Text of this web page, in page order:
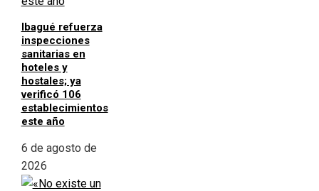
Ibagué refuerza
inspecciones
sanitarias en
hoteles y
hostales; ya
verificó 106
establecimientos
este año
6 de agosto de
2026